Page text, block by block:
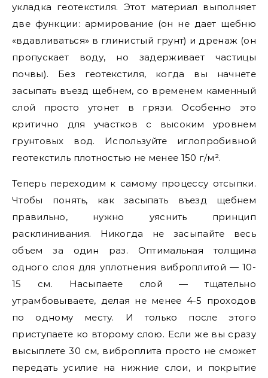
укладка геотекстиля. Этот материал выполняет
две функции: армирование (он не дает щебню
«вдавливаться» в глинистый грунт) и дренаж (он
пропускает воду, но задерживает частицы
почвы). Без геотекстиля, когда вы начнете
засыпать въезд щебнем, со временем каменный
слой просто утонет в грязи. Особенно это
критично для участков с высоким уровнем
грунтовых вод. Используйте иглопробивной
геотекстиль плотностью не менее 150 г/м².
Теперь переходим к самому процессу отсыпки.
Чтобы понять, как засыпать въезд щебнем
правильно, нужно уяснить принцип
расклинивания. Никогда не засыпайте весь
объем за один раз. Оптимальная толщина
одного слоя для уплотнения виброплитой — 10-
15 см. Насыпаете слой — тщательно
утрамбовываете, делая не менее 4-5 проходов
по одному месту. И только после этого
приступаете ко второму слою. Если же вы сразу
высыплете 30 см, виброплита просто не сможет
передать усилие на нижние слои, и покрытие